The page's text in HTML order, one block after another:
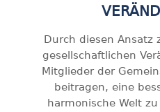
Durch diesen Ansatz
gesellschaftlichen
Mitglieder der
beitragen, eine
harmonische Welt